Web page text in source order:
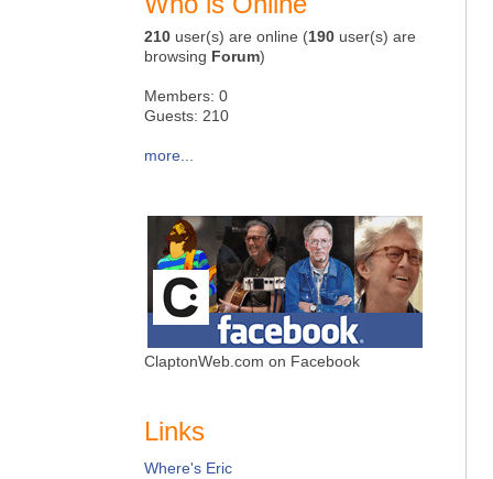
210 user(s) are online (190 user(s) are
browsing Forum)
Members: 0
Guests: 210
more...
ClaptonWeb.com on Facebook
Links
Where's Eric